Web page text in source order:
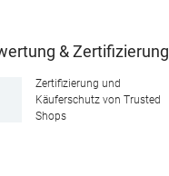
& Zertifizierung
Zertifizierung und
Käuferschutz von Trusted
Shops